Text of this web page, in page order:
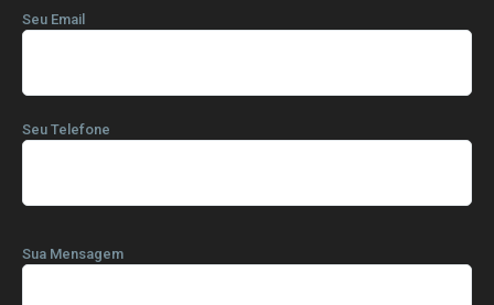
Seu Email
Seu Telefone
Sua Mensagem